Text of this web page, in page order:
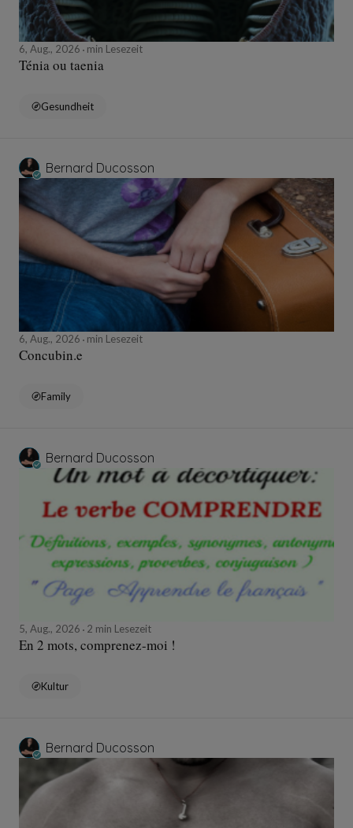
6, Aug., 2026 min Lesezeit
Ténia ou taenia
Gesundheit
Bernard Ducosson
6, Aug., 2026 min Lesezeit
Concubin.e
Family
Bernard Ducosson
5, Aug., 2026 2 min Lesezeit
En 2 mots, comprenez-moi !
Kultur
Bernard Ducosson